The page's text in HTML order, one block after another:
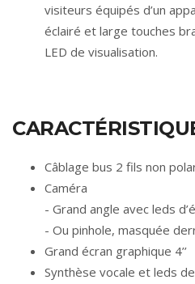
visiteurs équipés d’un
éclairé et large touches
LED de visualisation.
Câblage bus 2 fils non
Caméra
- Grand angle avec leds
- Ou pinhole, masquée
Grand écran graphique 4’’
Synthèse vocale et leds